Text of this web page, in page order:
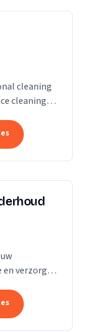
cleaning
cleaning
can...
verzorgde
uit